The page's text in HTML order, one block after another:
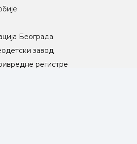
Београда
завод
регистре